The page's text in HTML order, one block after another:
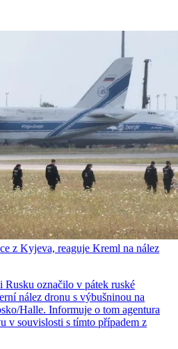
z Kyjeva, reaguje Kreml na nález
Rusku označilo v pátek ruské
nález dronu s výbušninou na
Halle. Informuje o tom agentura
v souvislosti s tímto případem z